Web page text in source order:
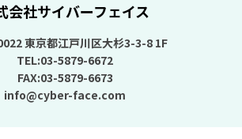
会社サイバーフェイス
東京都江戸川区大杉3-3-8 1F
TEL:03-5879-6672
FAX:03-5879-6673
info@cyber-face.com